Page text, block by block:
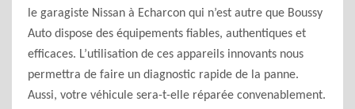
le garagiste Nissan à Echarcon qui n’est autre que Boussy
Auto dispose des équipements fiables, authentiques et
efficaces. L’utilisation de ces appareils innovants nous
permettra de faire un diagnostic rapide de la panne.
Aussi, votre véhicule sera-t-elle réparée convenablement.